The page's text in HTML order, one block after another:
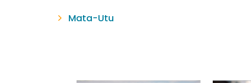
Mata-Utu